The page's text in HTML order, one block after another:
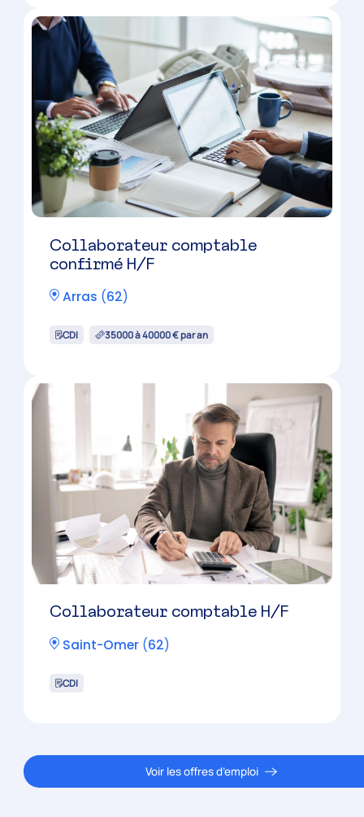
Collaborateur comptable
confirmé H/F
Arras (62)
CDI 35000 à 40000 € par an
Collaborateur comptable H/F
Saint-Omer (62)
CDI
Voir les offres d’emploi